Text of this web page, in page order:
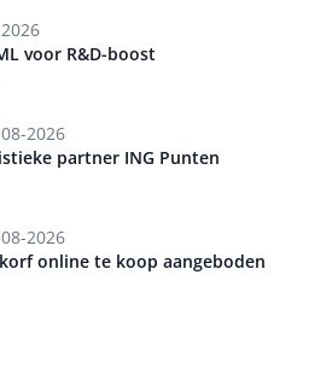
voor R&D-boost
2026
partner ING Punten
2026
online te koop aangeboden